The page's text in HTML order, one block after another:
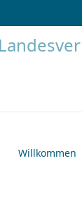
Willkommen